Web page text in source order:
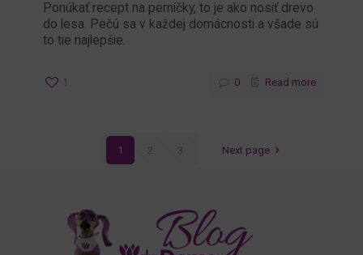
Ponúkať recept na perníčky, to je ako nosiť drevo
do lesa. Pečú sa v každej domácnosti a všade sú
to tie najlepšie.
1 0 Read more
1 2 3 Next page